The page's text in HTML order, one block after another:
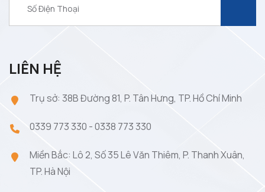
LIÊN HỆ
Trụ sở: 38B Đường 81, P. Tân Hưng, TP. Hồ Chí Minh
0339 773 330 -0338 773 330
Miền Bắc: Lô 2, Số 35 Lê Văn Thiêm, P. Thanh Xuân,
TP. Hà Nội